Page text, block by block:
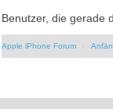
Benutzer, die gerade
Apple iPhone Forum